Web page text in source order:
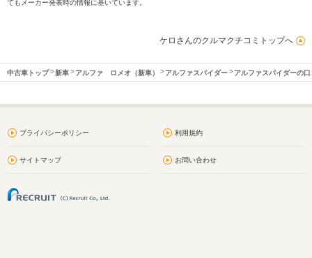
てもメーカー発表時の情報に基いています。
ケロさんのクルマクチコミトップへ
中古車トップ 新車 アルファ ロメオ（新車） アルファスパイダー アルファスパイダーの
プライバシーポリシー 利用規約
サイトマップ お問い合わせ